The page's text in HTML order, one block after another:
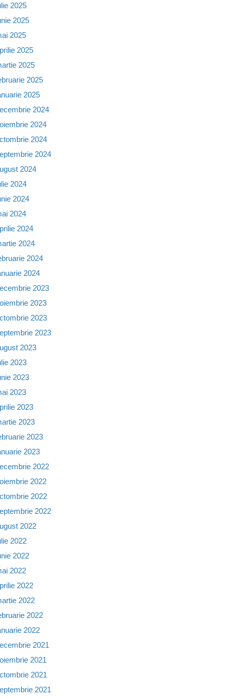
2025
2025
2025
2025
2025
2025
2025
2024
2024
2024
2024
2024
2024
2024
2024
2024
2024
2024
2024
2023
2023
2023
2023
2023
2023
2023
2023
2023
2023
2023
2023
2022
2022
2022
2022
2022
2022
2022
2022
2022
2022
2022
2022
2021
2021
2021
2021